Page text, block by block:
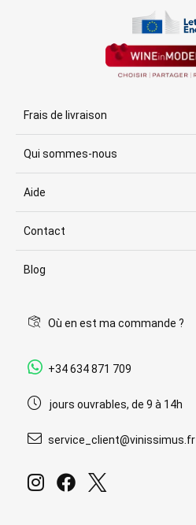
Frais de livraison
Qui sommes-nous
Aide
Contact
Blog
Où en est ma commande ?
+34 634 871 709
jours ouvrables, de 9 à 14h
service_client@vinissimus.fr